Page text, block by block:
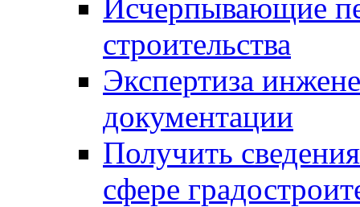
Исчерпывающие
строительства
Экспертиза
документации
Получить
сфере